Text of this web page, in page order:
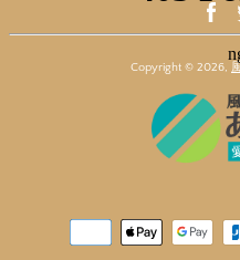
Copyright © 2026,